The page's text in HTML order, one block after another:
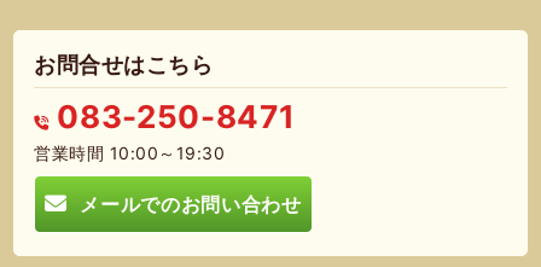
お問合せはこちら
083-250-8471
営業時間 10:00～19:30
メールでのお問い合わせ